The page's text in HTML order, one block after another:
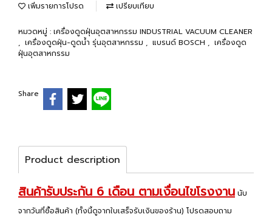
เพิ่มรายการโปรด เปรียบเทียบ
หมวดหมู่ : เครื่องดูดฝุ่นอุตสาหกรรม INDUSTRIAL VACUUM CLEANER
, เครื่องดูดฝุ่น-ดูดน้ำ รุ่นอุตสาหกรรม , แบรนด์ BOSCH , เครื่องดูด
ฝุ่นอุตสาหกรรม
Share
Product description
สินค้ารับประกัน 6 เดือน ตามเงื่อนไขโรงงาน นับ
จากวันที่ซื้อสินค้า (ทั้งนี้ดูจากใบเสร็จรับเงินของร้าน) โปรดสอบถาม